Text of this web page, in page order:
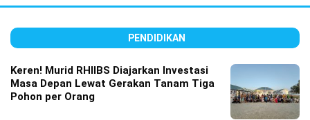
PENDIDIKAN
Keren! Murid RHIIBS Diajarkan Investasi
Masa Depan Lewat Gerakan Tanam Tiga
Pohon per Orang